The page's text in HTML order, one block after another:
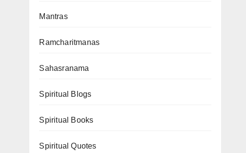
Mantras
Ramcharitmanas
Sahasranama
Spiritual Blogs
Spiritual Books
Spiritual Quotes